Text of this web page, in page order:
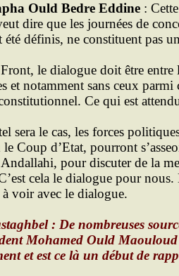
Ould Bedre Eddine :
dire que les journées de
été définis, ne constituent pas
le dialogue doit être entre
et notamment sans ceux
Ce qui est
sera le cas, les forces
le Coup d’Etat, pourront
pour discuter de la
cela le dialogue pour
à voir avec le dialogue.
: De nombreuses
Mohamed Ould
et est ce là un début de